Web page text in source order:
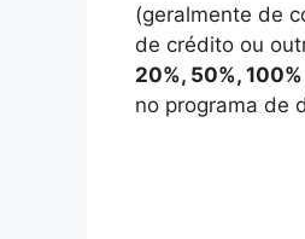
(geralmente de
de crédito ou
20%, 50%, 100%
no programa de